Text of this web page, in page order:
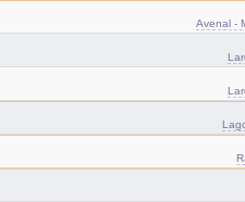
Avenal -